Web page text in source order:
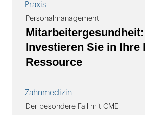
Praxis
Personalmanagement
Mitarbeitergesundheit:
Investieren Sie in Ihre
Ressource
Zahnmedizin
Der besondere Fall mit CME